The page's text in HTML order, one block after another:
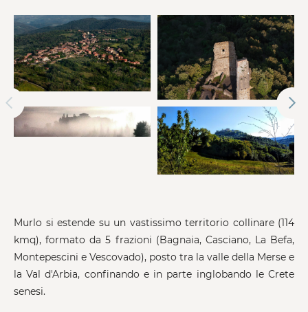
Murlo si estende su un vastissimo territorio collinare (114
kmq), formato da 5 frazioni (Bagnaia, Casciano, La Befa,
Montepescini e Vescovado), posto tra la valle della Merse e
la Val d'Arbia, confinando e in parte inglobando le Crete
senesi.